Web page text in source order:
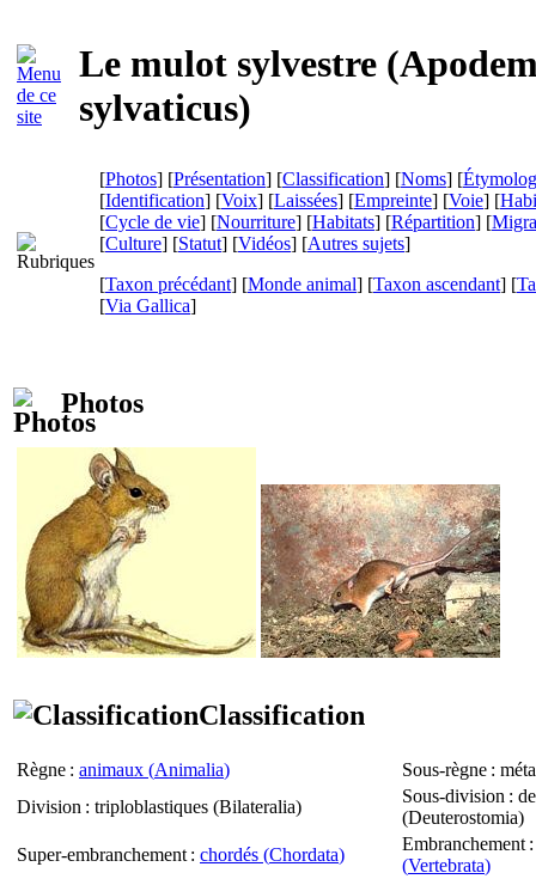
Le mulot sylvestre (
sylvaticus)
[Photos] [Présentation] [Classification] [Noms] [
[Identification] [Voix] [Laissées] [Empreinte] [Voie] [
[Cycle de vie] [Nourriture] [Habitats] [Répartition] [
[Culture] [Statut] [Vidéos] [Autres sujets]
[Taxon précédant] [Monde animal] [Taxon ascendant] [
[Via Gallica]
Photos
Classification
Règne : animaux (Animalia) Sous-règne :
Division : triploblastiques (Bilateralia)
Sous-division :
(Deuterostomia)
Super-embranchement : chordés (Chordata)
Embranchement
(Vertebrata)